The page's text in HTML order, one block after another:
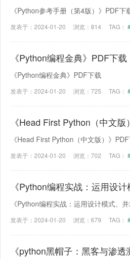
《Python参考手册（第4版）》PDF下
发表于：2024-01-20 浏览：814 TAG：
《Python编程金典》PDF下载
《Python编程金典》PDF下载
发表于：2024-01-20 浏览：725 TAG：
《Head First Python（中文
《Head First Python（中文版）》
发表于：2024-01-20 浏览：702 TAG：
《Python编程实战：运用设
《Python编程实战：运用设计模式、
发表于：2024-01-20 浏览：679 TAG：
《python黑帽子：黑客与渗